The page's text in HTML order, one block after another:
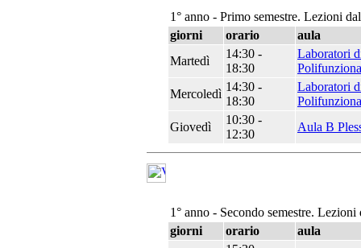
1° anno - Primo semestre. Lezioni
giorni
orario
aula
Martedì
14:30 -
18:30
Laboratori
Mercoledì
14:30 -
18:30
Laboratori
Giovedì
10:30 -
12:30
Aula B
1° anno - Secondo semestre.
giorni
orario
aula